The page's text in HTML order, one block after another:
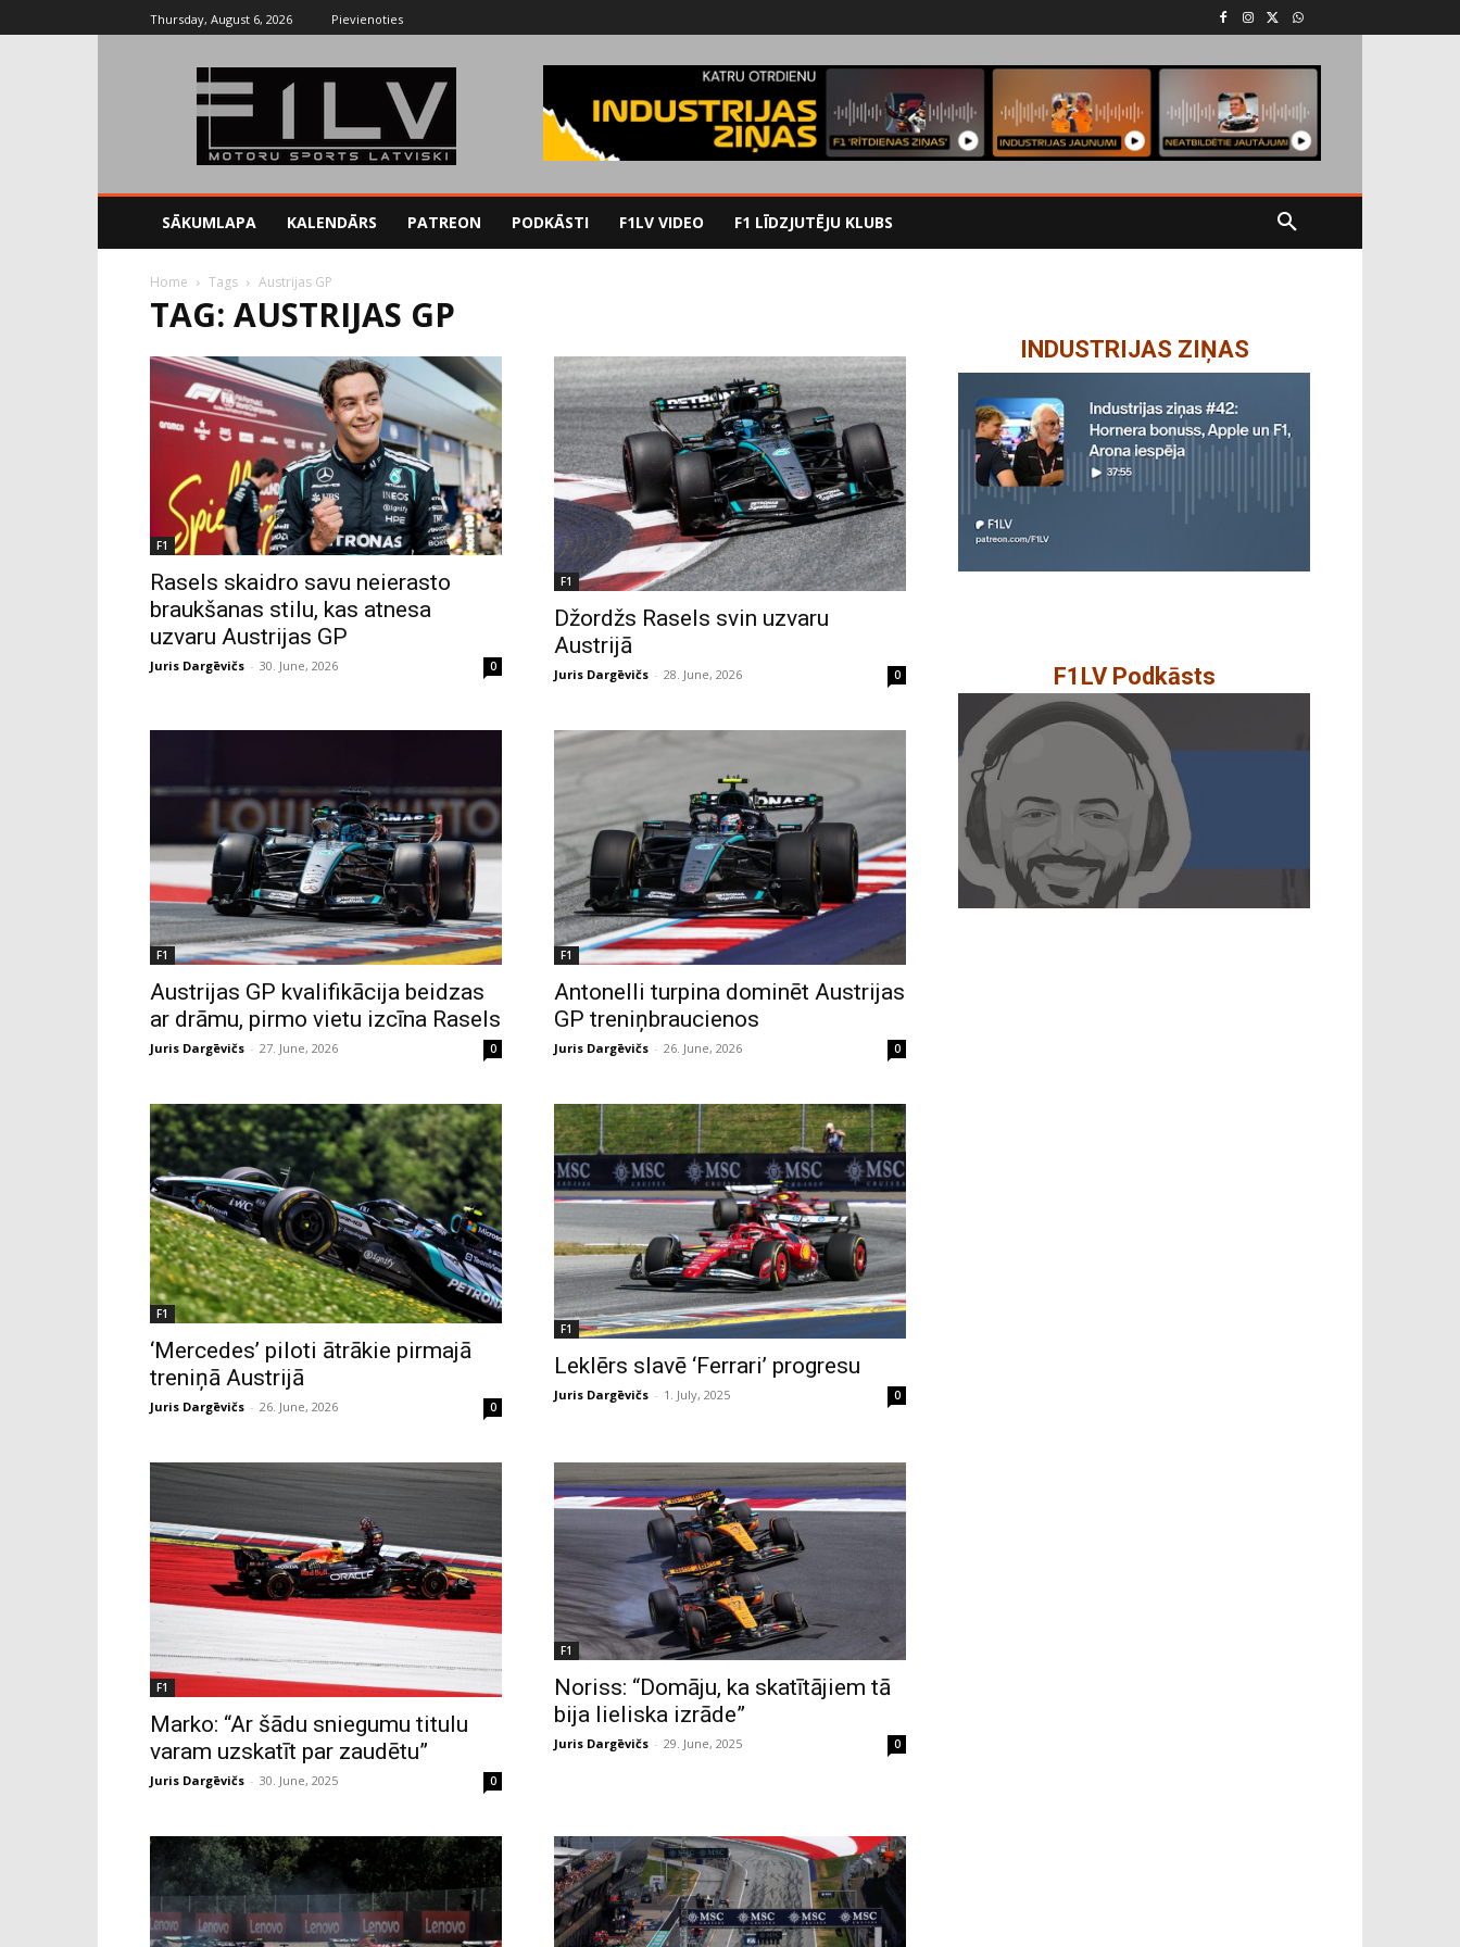
Thursday, August 6, 2026 Pievienoties
SĀKUMLAPA KALENDĀRS PATREON PODKĀSTI F1LV VIDEO F1 LĪDZJUTĒJU KLUBS
Home Tags Austrijas GP
TAG: AUSTRIJAS GP
F1
Rasels skaidro savu neierasto
braukšanas stilu, kas atnesa
uzvaru Austrijas GP
Juris Dargēvičs - 30. June, 2026 0
F1
Džordžs Rasels svin uzvaru
Austrijā
Juris Dargēvičs - 28. June, 2026 0
F1
Austrijas GP kvalifikācija beidzas
ar drāmu, pirmo vietu izcīna Rasels
Juris Dargēvičs - 27. June, 2026 0
F1
Antonelli turpina dominēt Austrijas
GP treniņbraucienos
Juris Dargēvičs - 26. June, 2026 0
F1
‘Mercedes’ piloti ātrākie pirmajā
treniņā Austrijā
Juris Dargēvičs - 26. June, 2026 0
F1
Leklērs slavē ‘Ferrari’ progresu
Juris Dargēvičs - 1. July, 2025 0
F1
Marko: “Ar šādu sniegumu titulu
varam uzskatīt par zaudētu”
Juris Dargēvičs - 30. June, 2025 0
F1
Noriss: “Domāju, ka skatītājiem tā
bija lieliska izrāde”
Juris Dargēvičs - 29. June, 2025 0
INDUSTRIJAS ZIŅAS
F1LV Podkāsts